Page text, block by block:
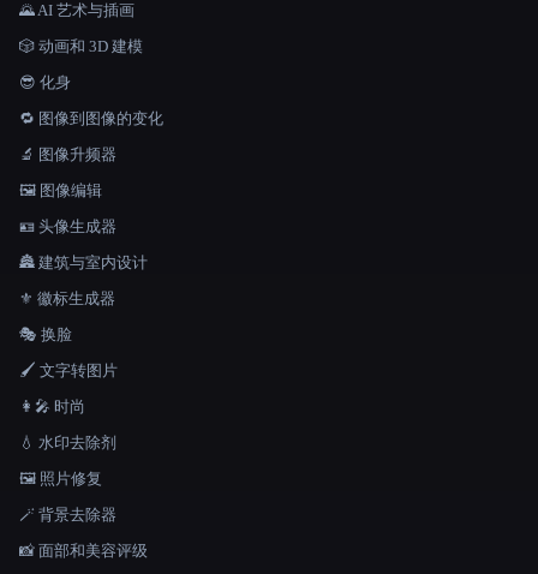
🌄 AI 艺术与插画
🎲 动画和 3D 建模
😎 化身
🔁 图像到图像的变化
🔬 图像升频器
🖼️ 图像编辑
🪪 头像生成器
🏯 建筑与室内设计
⚜️ 徽标生成器
🎭 换脸
🖌️ 文字转图片
👩‍🎤 时尚
💧 水印去除剂
🖼️ 照片修复
🪄 背景去除器
📸 面部和美容评级